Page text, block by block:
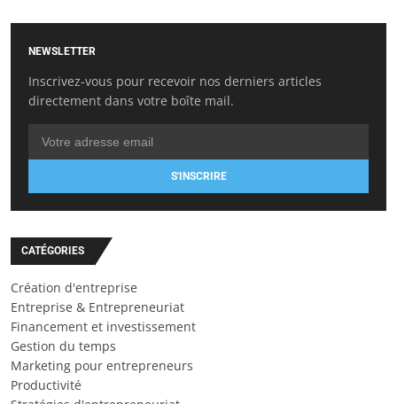
NEWSLETTER
Inscrivez-vous pour recevoir nos derniers articles
directement dans votre boîte mail.
S'INSCRIRE
CATÉGORIES
Création d'entreprise
Entreprise & Entrepreneuriat
Financement et investissement
Gestion du temps
Marketing pour entrepreneurs
Productivité